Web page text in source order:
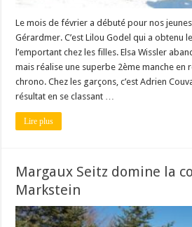
Le mois de février a débuté pour nos
Gérardmer. C’est Lilou Godel qui a obtenu
l’emportant chez les filles. Elsa Wissler
mais réalise une superbe 2ème manche en
chrono. Chez les garçons, c’est Adrien
résultat en se classant …
Lire plus
Margaux Seitz domine la
Markstein